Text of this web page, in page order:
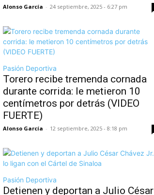
Alonso García - 24 septiembre, 2025 - 6:27 pm
Pasión Deportiva
Torero recibe tremenda cornada
durante corrida: le metieron 10
centímetros por detrás (VIDEO
FUERTE)
Alonso García - 12 septiembre, 2025 - 8:18 pm
Pasión Deportiva
Detienen y deportan a Julio César